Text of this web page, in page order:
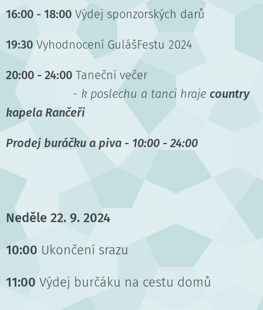
16:00 - 18:00 Výdej sponzorských darů
19:30 Vyhodnocení GulášFestu 2024
20:00 - 24:00 Taneční večer
- k poslechu a tanci hraje country
kapela Rančeři
Prodej buráčku a piva - 10:00 - 24:00
Neděle 22. 9. 2024
10:00 Ukončení srazu
11:00 Výdej burčáku na cestu domů